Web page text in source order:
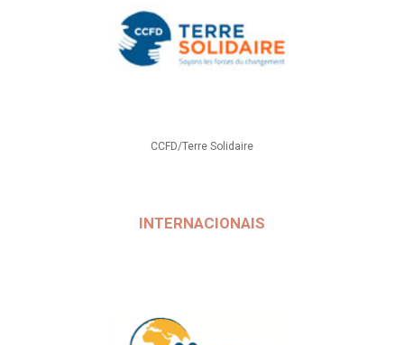
CCFD/Terre Solidaire
INTERNACIONAIS